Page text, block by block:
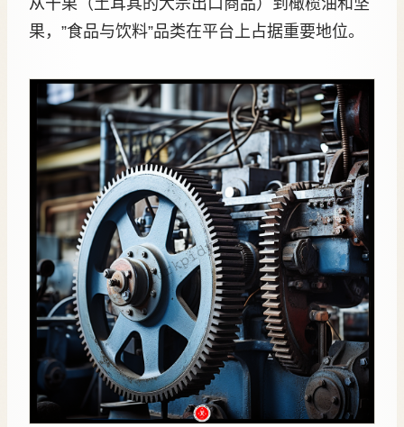
从干果（土耳其的大宗出口商品）到橄榄油和坚
果，”食品与饮料”品类在平台上占据重要地位。